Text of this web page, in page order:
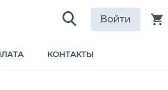
Войти
КОНТАКТЫ